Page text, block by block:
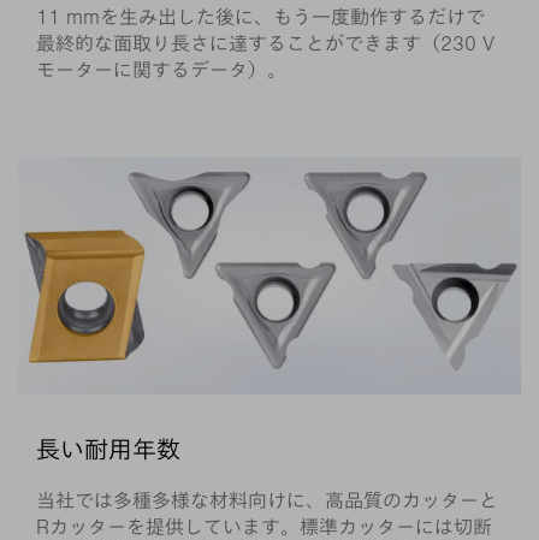
11 mmを生み出した後に、もう一度動作するだけで
最終的な面取り長さに達することができます（230 V
モーターに関するデータ）。
長い耐用年数
当社では多種多様な材料向けに、高品質のカッターと
Rカッターを提供しています。標準カッターには切断